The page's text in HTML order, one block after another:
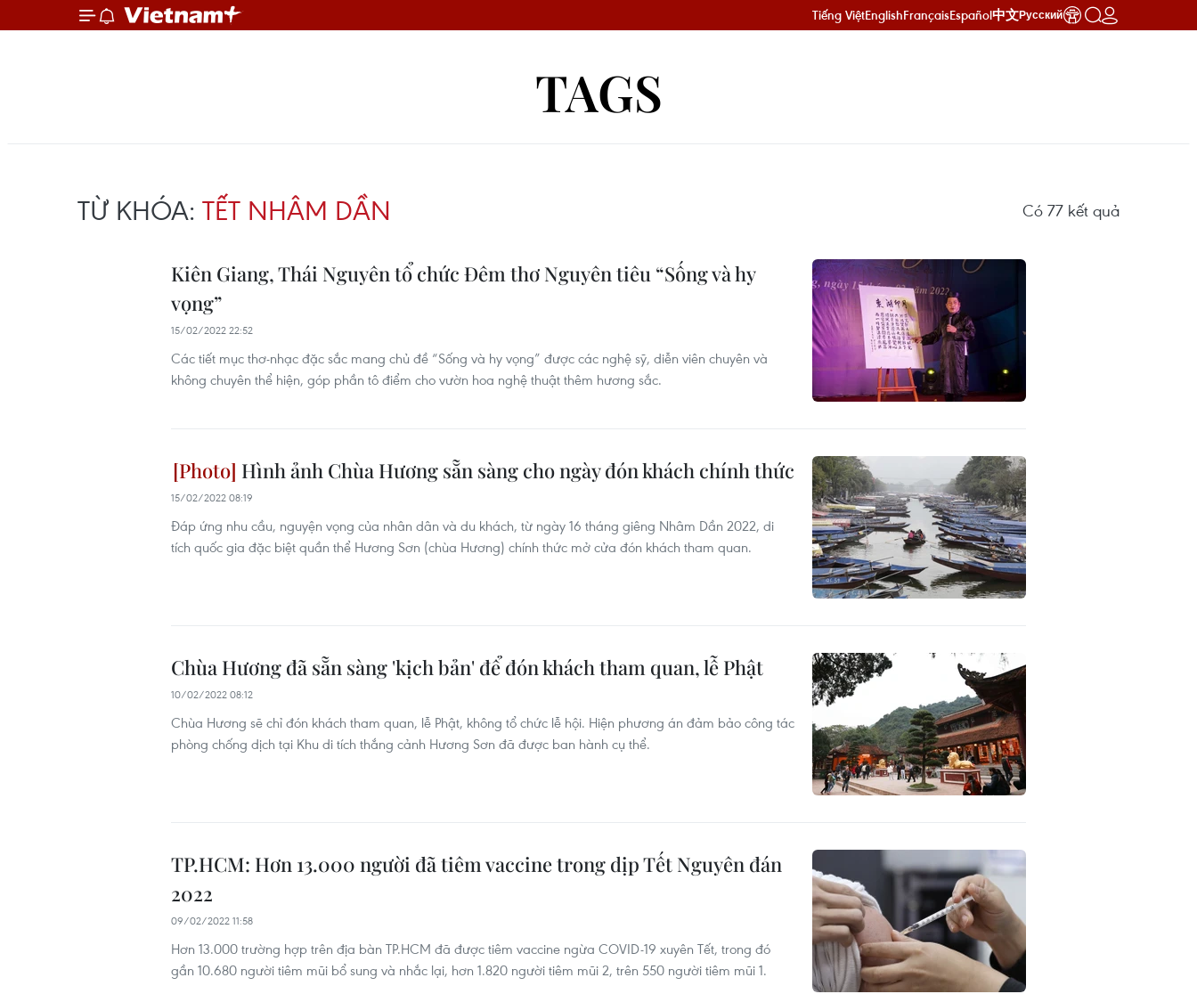
Tiếng ViệtEnglishFrançaisEspañol中文Русский
TAGS
TỪ KHÓA: TẾT NHÂM DẦN Có 77 kết quả
Kiên Giang, Thái Nguyên tổ chức Đêm thơ Nguyên tiêu “Sống và hy
vọng”
15/02/2022 22:52
Các tiết mục thơ-nhạc đặc sắc mang chủ đề “Sống và hy vọng” được các nghệ sỹ, diễn viên chuyên và
không chuyên thể hiện, góp phần tô điểm cho vườn hoa nghệ thuật thêm hương sắc.
Hình ảnh Chùa Hương sẵn sàng cho ngày đón khách chính thức
15/02/2022 08:19
Đáp ứng nhu cầu, nguyện vọng của nhân dân và du khách, từ ngày 16 tháng giêng Nhâm Dần 2022, di
tích quốc gia đặc biệt quần thể Hương Sơn (chùa Hương) chính thức mở cửa đón khách tham quan.
Chùa Hương đã sẵn sàng 'kịch bản' để đón khách tham quan, lễ Phật
10/02/2022 08:12
Chùa Hương sẽ chỉ đón khách tham quan, lễ Phật, không tổ chức lễ hội. Hiện phương án đảm bảo công tác
phòng chống dịch tại Khu di tích thắng cảnh Hương Sơn đã được ban hành cụ thể.
TP.HCM: Hơn 13.000 người đã tiêm vaccine trong dịp Tết Nguyên đán
2022
09/02/2022 11:58
Hơn 13.000 trường hợp trên địa bàn TP.HCM đã được tiêm vaccine ngừa COVID-19 xuyên Tết, trong đó
gần 10.680 người tiêm mũi bổ sung và nhắc lại, hơn 1.820 người tiêm mũi 2, trên 550 người tiêm mũi 1.